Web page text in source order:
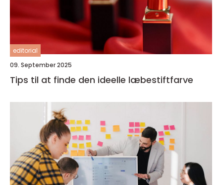
editorial
09. September 2025
Tips til at finde den ideelle læbestiftfarve